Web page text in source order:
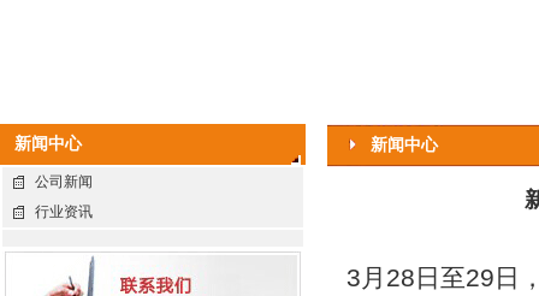
新闻中心
公司新闻
行业资讯
新闻中心
3月28日至29日